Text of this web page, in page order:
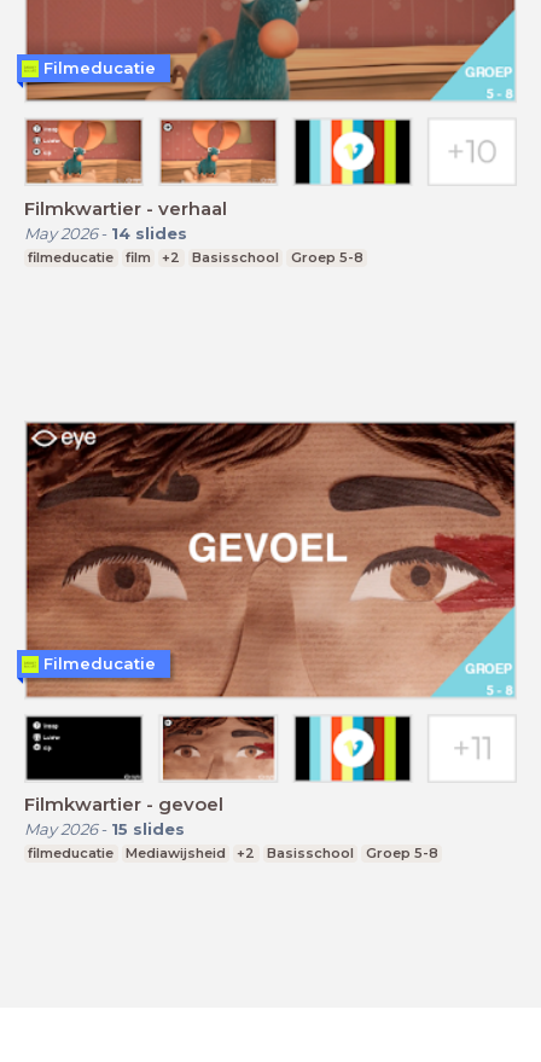
Filmkwartier - verhaal
May 2026- 14 slides
filmeducatie film +2 Basisschool Groep 5-8
Filmeducatie
Filmkwartier - gevoel
May 2026- 15 slides
filmeducatie Mediawijsheid +2 Basisschool Groep 5-8
Filmeducatie